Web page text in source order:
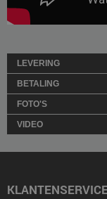
LEVERING
BETALING
FOTO'S
VIDEO